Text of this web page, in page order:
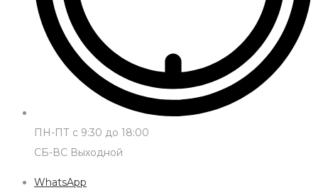
ПН-ПТ с 9:30 до 18:00
СБ-ВС Выходной
WhatsApp